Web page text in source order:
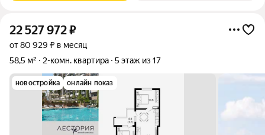
22 527 972₽
от 80 929 ₽ в месяц
58,5 м²
2-комн. квартира 5 этаж из 17
новостройка онлайн показ